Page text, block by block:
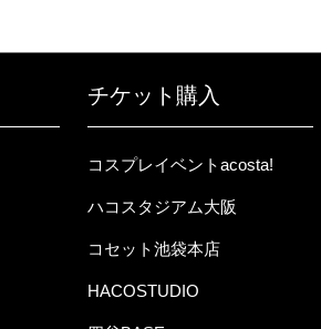
チケット購入
コスプレイベントacosta!
ハコスタジアム大阪
コセット池袋本店
HACOSTUDIO